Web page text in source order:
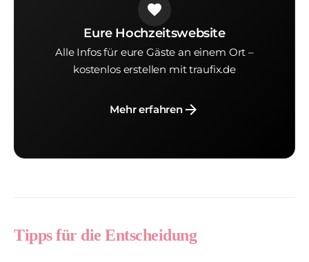
favorite
Eure Hochzeitswebsite
Alle Infos für eure Gäste an einem Ort –
kostenlos erstellen mit traufix.de
Mehr erfahrenarrow_forward
Tipps für die Entscheidung